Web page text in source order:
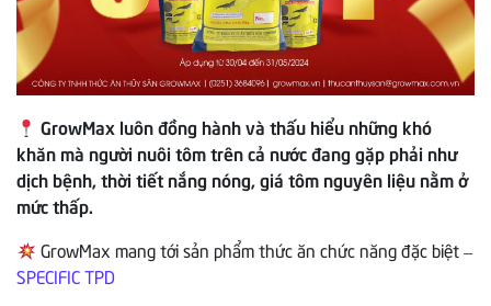
GrowMax luôn đồng hành và thấu hiểu những khó
khăn mà người nuôi tôm trên cả nước đang gặp phải như
dịch bệnh, thời tiết nắng nóng, giá tôm nguyên liệu nằm ở
mức thấp.
GrowMax mang tới sản phẩm thức ăn chức năng đặc biệt –
SPECIFIC TPD